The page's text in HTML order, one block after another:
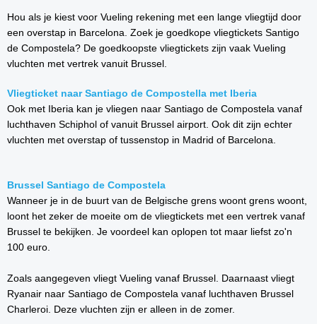
Hou als je kiest voor Vueling rekening met een lange vliegtijd door
een overstap in Barcelona. Zoek je goedkope vliegtickets Santigo
de Compostela? De goedkoopste vliegtickets zijn vaak Vueling
vluchten met vertrek vanuit Brussel.
Vliegticket naar Santiago de Compostella met Iberia
Ook met Iberia kan je vliegen naar Santiago de Compostela vanaf
luchthaven Schiphol of vanuit Brussel airport. Ook dit zijn echter
vluchten met overstap of tussenstop in Madrid of Barcelona.
Brussel Santiago de Compostela
Wanneer je in de buurt van de Belgische grens woont grens woont,
loont het zeker de moeite om de vliegtickets met een vertrek vanaf
Brussel te bekijken. Je voordeel kan oplopen tot maar liefst zo'n
100 euro.
Zoals aangegeven vliegt Vueling vanaf Brussel. Daarnaast vliegt
Ryanair naar Santiago de Compostela vanaf luchthaven Brussel
Charleroi. Deze vluchten zijn er alleen in de zomer.